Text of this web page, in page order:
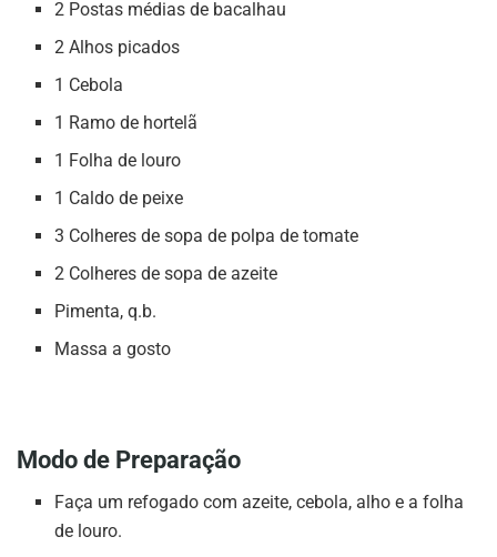
2 Postas médias de bacalhau
2 Alhos picados
1 Cebola
1 Ramo de hortelã
1 Folha de louro
1 Caldo de peixe
3 Colheres de sopa de polpa de tomate
2 Colheres de sopa de azeite
Pimenta, q.b.
Massa a gosto
Modo de Preparação
Faça um refogado com azeite, cebola, alho e a folha
de louro.